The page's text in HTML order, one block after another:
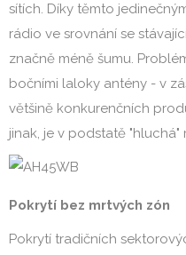
sítích. Díky těmto
rádio ve srovnání se
značně méně šumu.
bočními laloky antény - v
většině konkurenčních
jinak, je v podstatě "hluchá"
Pokrytí bez mrtvých zón
Pokrytí tradičních